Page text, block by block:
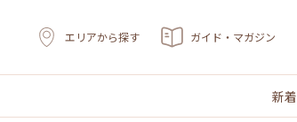
エリアから探す ガイド・マガジン
新着